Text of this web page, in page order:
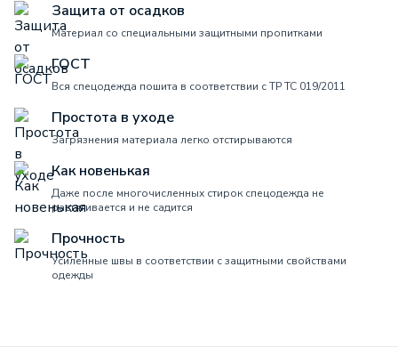
Защита от осадков
Материал со специальными защитными пропитками
ГОСТ
Вся спецодежда пошита в соответствии с ТР ТС 019/2011
Простота в уходе
Загрязнения материала легко отстирываются
Как новенькая
Даже после многочисленных стирок спецодежда не
растягивается и не садится
Прочность
Усиленные швы в соответствии с защитными свойствами
одежды